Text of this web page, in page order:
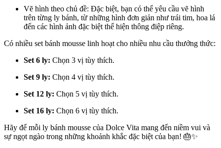
Vẽ hình theo chủ đề: Đặc biệt, bạn có thể yêu cầu vẽ hình
trên từng ly bánh, từ những hình đơn giản như trái tim, hoa lá
đến các hình ảnh đặc biệt thể hiện thông điệp riêng.
Có nhiều set bánh mousse linh hoạt cho nhiều nhu cầu thưởng thức:
Set 6 ly: Chọn 3 vị tùy thích.
Set 9 ly: Chọn 4 vị tùy thích.
Set 12 ly: Chọn 5 vị tùy thích.
Set 16 ly: Chọn 6 vị tùy thích.
Hãy để mỗi ly bánh mousse của Dolce Vita mang đến niềm vui và
sự ngọt ngào trong những khoảnh khắc đặc biệt của bạn! 🎂✨